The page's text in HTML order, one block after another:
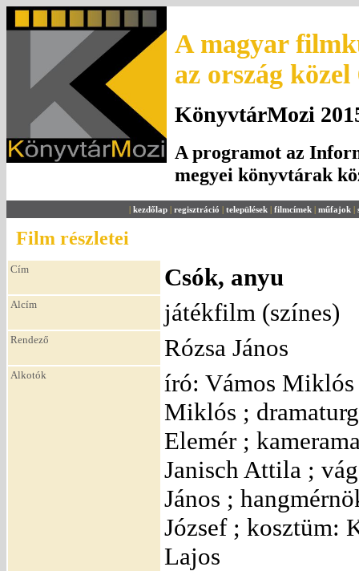
A magyar
az ország
KönyvtárMozi
A programot az
megyei könyvtárak
| kezdőlap | regisztráció | települések | filmcímek | műfajok |
Film részletei
Cím Csók, anyu
Alcím játékfilm (színes)
Rendező Rózsa János
Alkotók
író: Vámos Miklós
Miklós ;
Elemér ;
Janisch Attila ;
János ;
József ; kosztüm:
Lajos